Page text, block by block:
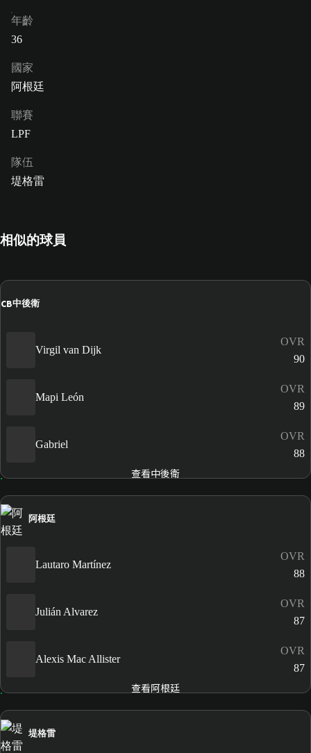
年齡
36
國家
阿根廷
聯賽
LPF
隊伍
堤格雷
相似的球員
CB中後衛
Virgil van Dijk
OVR
90
Mapi León
OVR
89
Gabriel
OVR
88
查看中後衛
阿根廷
Lautaro Martínez
OVR
88
Julián Alvarez
OVR
87
Alexis Mac Allister
OVR
87
查看阿根廷
堤格雷